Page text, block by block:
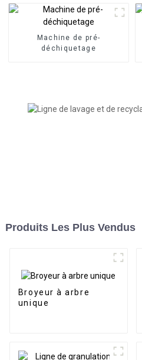
Machine de pré-
déchiquetage
Produits Les Plus Vendus
Broyeur à arbre
unique